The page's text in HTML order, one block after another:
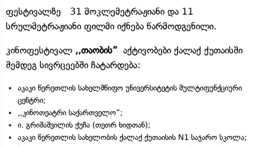
ფესტივალზე 31 მოკლემეტრაჟიანი და 11
სრულმეტრაჟიანი ფილმი იქნება წარმოდგენილი.
კინოფესტივალ ,,თაობის” აქტივობები ქალაქ ქუთაისში
შემდეგ სივრცეებში ჩატარდება:
აკაკი წერეთლის სახელმწიფო უნივერსიტეტის მულტიფუნქციური
ცენტრი;
,,კინოთეატრი საქართველო”;
ი. გრიშაშვილის ქუჩა (თეთრ ხიდთან);
აკაკი წერეთლის სახელობის ქალაქ ქუთაისის N1 საჯარო სკოლა;